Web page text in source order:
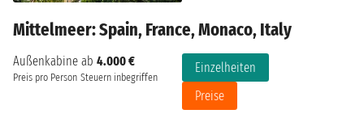
Mittelmeer: Spain, France, Monaco, Italy
Außenkabine ab 4.000 €
Preis pro Person Steuern inbegriffen
Einzelheiten
Preise